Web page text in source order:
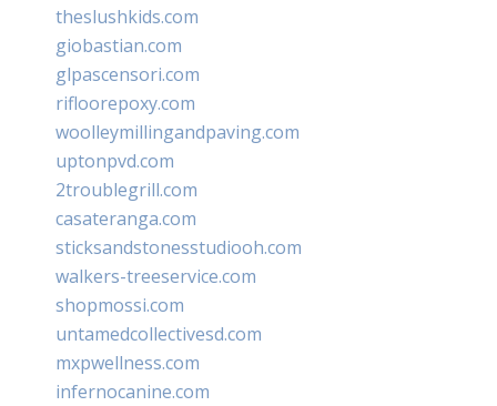
theslushkids.com
giobastian.com
glpascensori.com
rifloorepoxy.com
woolleymillingandpaving.com
uptonpvd.com
2troublegrill.com
casateranga.com
sticksandstonesstudiooh.com
walkers-treeservice.com
shopmossi.com
untamedcollectivesd.com
mxpwellness.com
infernocanine.com